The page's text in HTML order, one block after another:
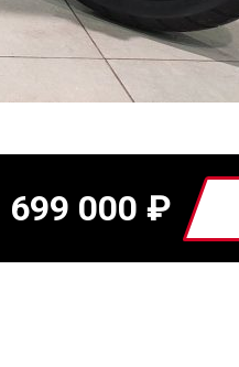
699 000 ₽